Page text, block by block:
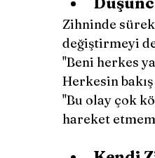
Zihninde
değiştirmeyi
''Beni herkes
Herkesin
''Bu olay çok
hareket